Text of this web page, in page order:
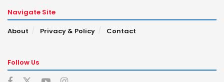
Navigate Site
About
Privacy & Policy Contact
Follow Us